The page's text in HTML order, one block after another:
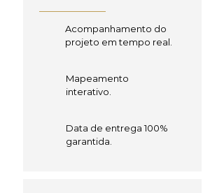
Acompanhamento do
projeto em tempo real.
Mapeamento
interativo.
Data de entrega 100%
garantida.